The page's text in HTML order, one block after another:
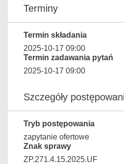
Terminy
Termin składania
2025-10-17 09:00
Termin zadawania pytań
2025-10-17 09:00
Szczegóły
Tryb postępowania
zapytanie ofertowe
Znak sprawy
ZP.271.4.15.2025.UF